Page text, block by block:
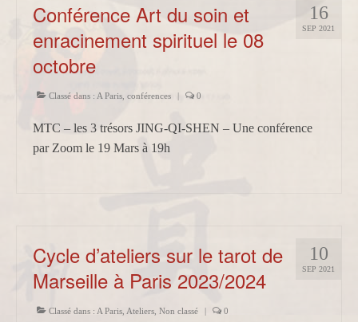
16
SEP 2021
Conférence Art du soin et
enracinement spirituel le 08
octobre
Classé dans : A Paris conférences | 0
MTC – les 3 trésors JING-QI-SHEN – Une conférence
par Zoom le 19 Mars à 19h
10
SEP 2021
Cycle d’ateliers sur le tarot de
Marseille à Paris 2023/2024
Classé dans : A Paris Ateliers Non classé | 0